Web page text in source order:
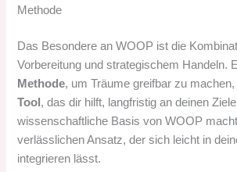
Methode
Das Besondere an WOOP ist die
Vorbereitung und strategischem Handeln.
Methode, um Träume greifbar zu
Tool , das dir hilft, langfristig an deinen
wissenschaftliche Basis von WOOP
verlässlichen Ansatz, der sich leicht in
integrieren lässt.